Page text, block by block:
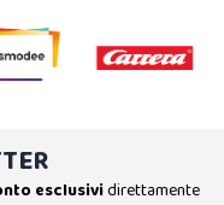
esclusividirettamente